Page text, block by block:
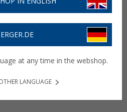
at any time in the webshop.
LANGUAGE